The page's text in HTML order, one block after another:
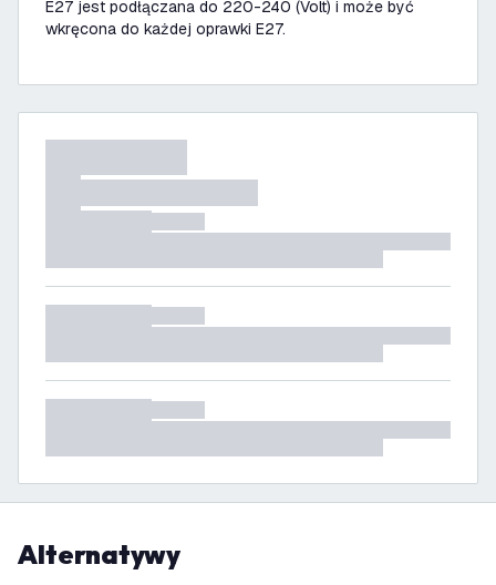
E27 jest podłączana do 220-240 (Volt) i może być
wkręcona do każdej oprawki E27.
Alternatywy